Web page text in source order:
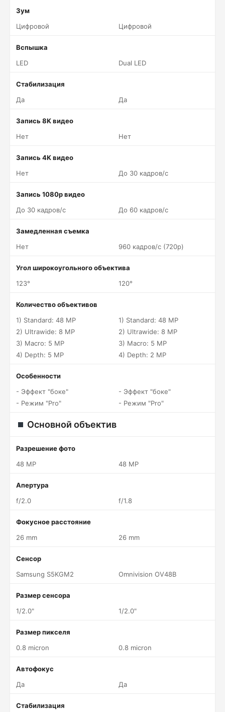
Зум
Цифровой
Цифровой
Вспышка
LED
Dual LED
Стабилизация
Да
Да
Запись 8K видео
Нет
Нет
Запись 4K видео
Нет
До 30 кадров/c
Запись 1080p видео
До 30 кадров/c
До 60 кадров/c
Замедленная съемка
Нет
960 кадров/c (720p)
Угол широкоугольного объектива
123°
120°
Количество объективов
1) Standard: 48 MP
2) Ultrawide: 8 MP
3) Macro: 5 MP
4) Depth: 5 MP
1) Standard: 48 MP
2) Ultrawide: 8 MP
3) Macro: 5 MP
4) Depth: 2 MP
Особенности
- Эффект "боке"
- Режим "Pro"
- Эффект "боке"
- Режим "Pro"
Основной объектив
Разрешение фото
48 MP
48 MP
Апертура
f/2.0
f/1.8
Фокусное расстояние
26 mm
26 mm
Сенсор
Samsung S5KGM2
Omnivision OV48B
Размер сенсора
1/2.0"
1/2.0"
Размер пикселя
0.8 micron
0.8 micron
Автофокус
Да
Да
Стабилизация